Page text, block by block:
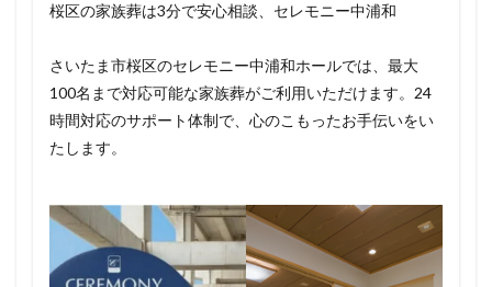
桜区の家族葬は3分で安心相談、セレモニー中浦和
さいたま市桜区のセレモニー中浦和ホールでは、最大
100名まで対応可能な家族葬がご利用いただけます。24
時間対応のサポート体制で、心のこもったお手伝いをい
たします。